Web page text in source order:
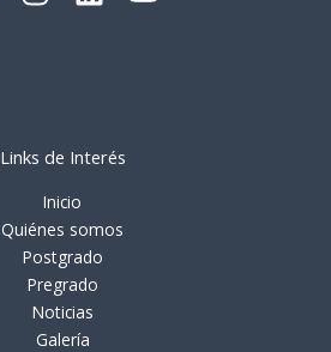
Links de Interés
Inicio
Quiénes somos
Postgrado
Pregrado
Noticias
Galería